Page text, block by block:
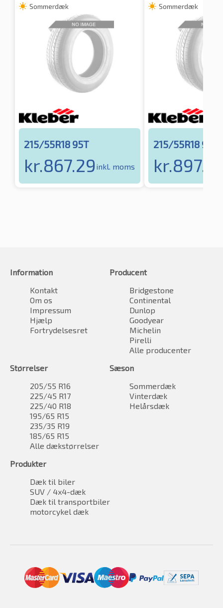
Sommerdæk
215/55R18 95T
kr.867.29inkl. moms
Sommerdæk
215/55R18 99V
kr.
Information
Kontakt
Om os
Impressum
Hjælp
Fortrydelsesret
Producent
Bridgestone
Continental
Dunlop
Goodyear
Michelin
Pirelli
Alle producenter
Størrelser
205/55 R16
225/45 R17
225/40 R18
195/65 R15
235/35 R19
185/65 R15
Alle dækstørrelser
Sæson
Sommerdæk
Vinterdæk
Helårsdæk
Produkter
Dæk til biler
SUV / 4x4-dæk
Dæk til transportbiler
motorcykel dæk